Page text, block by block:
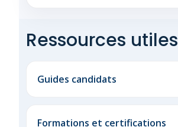
Ressources utiles
Guides candidats
Formations et certifications